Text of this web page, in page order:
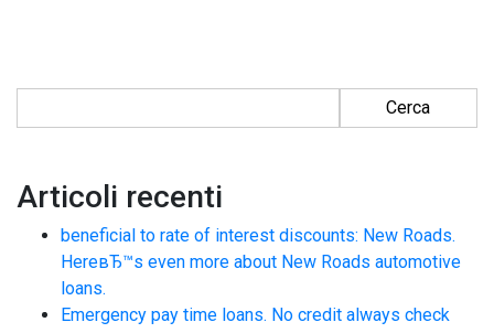
Articoli recenti
beneficial to rate of interest discounts: New Roads.
HereвЂ™s even more about New Roads automotive
loans.
Emergency pay time loans. No credit always check